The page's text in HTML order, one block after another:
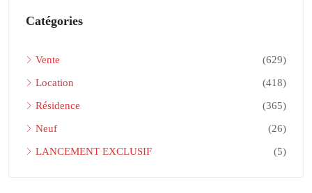
Catégories
Vente (629)
Location (418)
Résidence (365)
Neuf (26)
LANCEMENT EXCLUSIF (5)